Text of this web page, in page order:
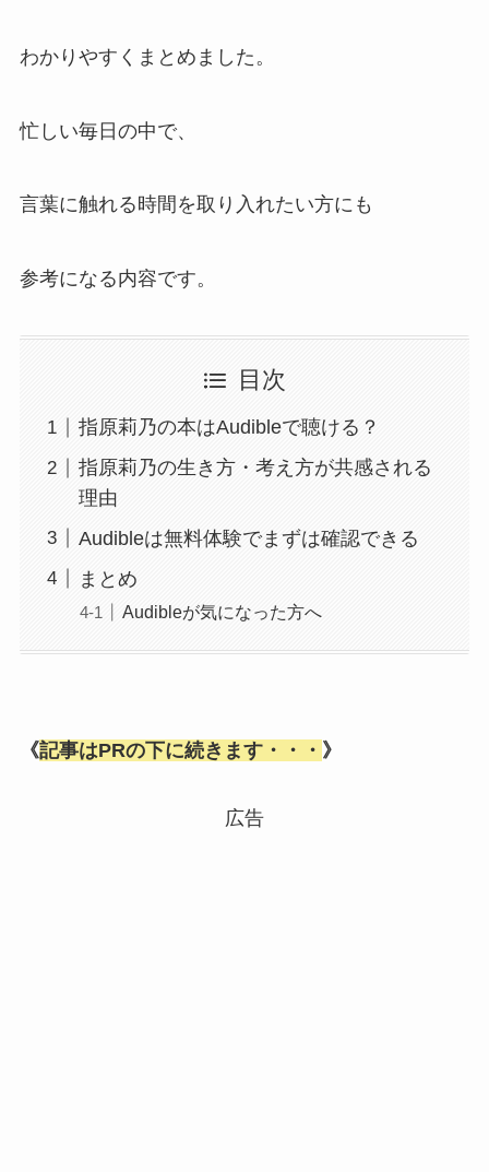
わかりやすくまとめました。
忙しい毎日の中で、
言葉に触れる時間を取り入れたい方にも
参考になる内容です。
目次
指原莉乃の本はAudibleで聴ける？
指原莉乃の生き方・考え方が共感される
理由
Audibleは無料体験でまずは確認できる
まとめ
Audibleが気になった方へ
《記事はPRの下に続きます・・・ 》
広告